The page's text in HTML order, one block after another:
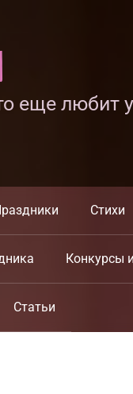
еще любит
Стихи
Конкурсы
Статьи